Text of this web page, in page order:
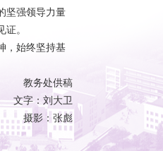
坚强领导力量
。
，始终坚持基
教务处供稿
文字：刘大卫
摄影：张彪